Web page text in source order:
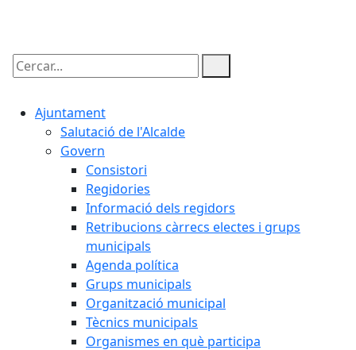
Cercar:
Ajuntament
Salutació de l'Alcalde
Govern
Consistori
Regidories
Informació dels regidors
Retribucions càrrecs electes i grups
municipals
Agenda política
Grups municipals
Organització municipal
Tècnics municipals
Organismes en què participa